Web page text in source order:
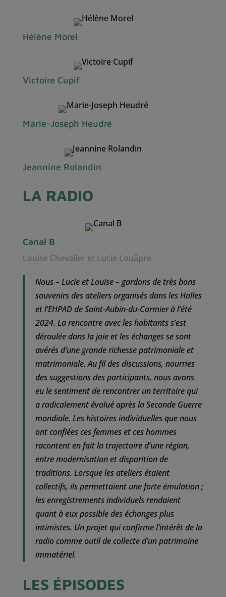
Hélène Morel
Victoire Cupif
Marie-Joseph Heudré
Jeannine Rolandin
LA RADIO
Canal B
Louise Chevalier et Lucie Louâpre
Nous – Lucie et Louise – gardons de très bons
souvenirs des ateliers organisés dans les Halles
et l’EHPAD de Saint-Aubin-du-Cormier à l’été
2024. La rencontre avec les habitants s’est
déroulée dans la joie et les échanges se sont
avérés d’une grande richesse patrimoniale et
matrimoniale. Au fil des discussions, nourries
des suggestions des participants, nous avons
eu le sentiment de rencontrer un territoire qui
a radicalement évolué après la Seconde Guerre
mondiale. Les histoires individuelles que nous
ont confiées ces femmes et ces hommes
racontent en fait la trajectoire d’une région,
entre modernisation et disparition de
traditions. Lorsque les ateliers étaient
collectifs, ils permettaient une forte émulation ;
les enregistrements individuels rendaient
quant à eux possible des échanges plus
intimistes. Un projet qui confirme l’intérêt de la
radio comme outil de collecte d’un patrimoine
immatériel.
LES ÉPISODES